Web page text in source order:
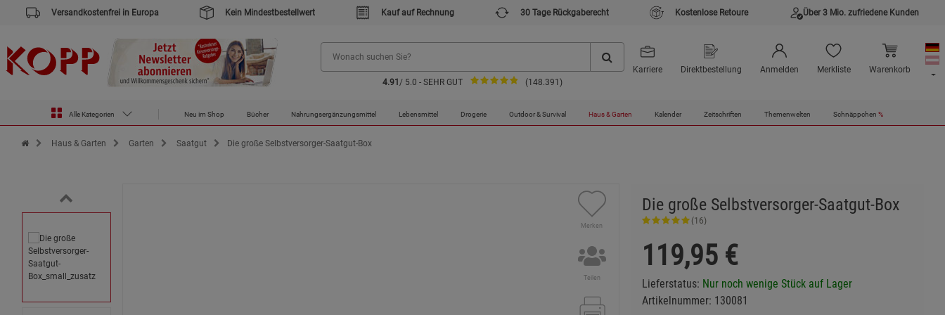
Versandkostenfrei in Europa Kein Mindestbestellwert Kauf auf Rechnung 30 Tage Rückgaberecht Kostenlose Retoure Über 3 Mio. zufriedene Kunden
4.91 / 5.0 - SEHR GUT (148.391)
Karriere Direktbestellung Anmelden Merkliste Warenkorb
Alle Kategorien Neu im Shop Bücher Nahrungsergänzungsmittel Lebensmittel Drogerie Outdoor & Survival Haus & Garten Kalender Zeitschriften Themenwelten Schnäppchen %
Zur Startseite des Kopp Verlag Online-Shop
Haus & Garten Garten Saatgut Die große Selbstversorger-Saatgut-Box
Merken
Teilen
Die große Selbstversorger-Saatgut-Box
(16)
119,95 €
Lieferstatus: Nur noch wenige Stück auf Lager
Artikelnummer: 130081